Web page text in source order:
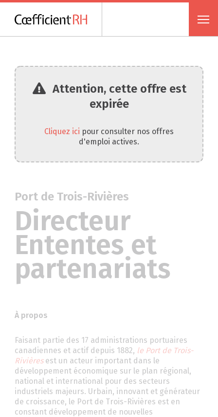
Attention, cette offre est
expirée
Cliquez ici pour consulter nos offres
d'emploi actives.
Port de Trois-Rivières
Directeur
Ententes et
partenariats
À propos
Faisant partie des 17 administrations portuaires
canadiennes et actif depuis 1882, le Port de Trois-
Rivièresest un acteur important dans le
développement économique sur le plan régional,
national et international pour des secteurs
industriels majeurs. Urbain, innovant et générateur
de croissance, le Port de Trois-Rivières est en
constant développement de nouvelles